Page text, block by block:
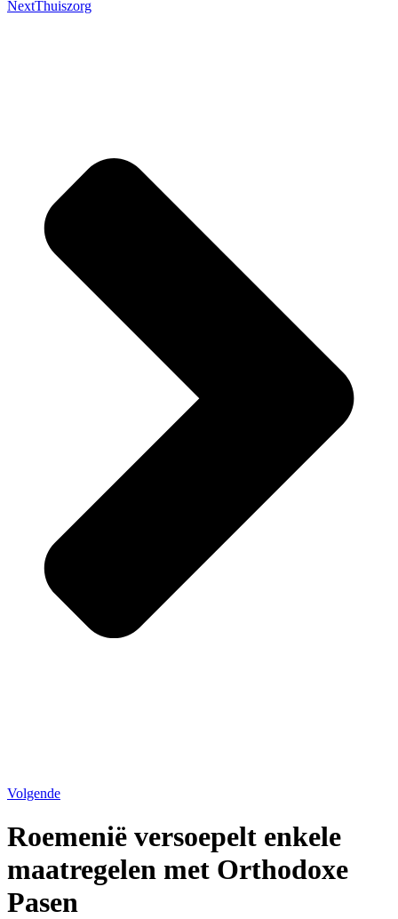
NextThuiszorg
Volgende
Roemenië versoepelt enkele
maatregelen met Orthodoxe
Pasen